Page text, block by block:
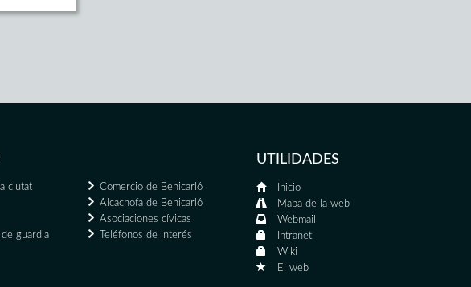
ciutat
Comercio de Benicarló
Alcachofa de Benicarló
Asociaciones cívicas
de guardia
Teléfonos de interés
UTILIDADES
Inicio
Mapa de la web
Webmail
Intranet
Wiki
El web